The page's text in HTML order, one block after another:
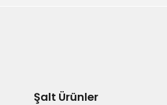
Şalt Ürünler